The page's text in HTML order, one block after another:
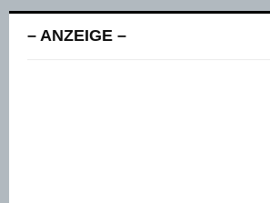
– ANZEIGE –